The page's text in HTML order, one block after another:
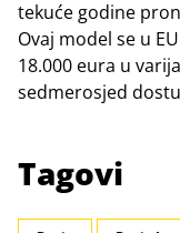
tekuće godine
Ovaj model se u
18.000 eura u
sedmerosjed
Tagovi